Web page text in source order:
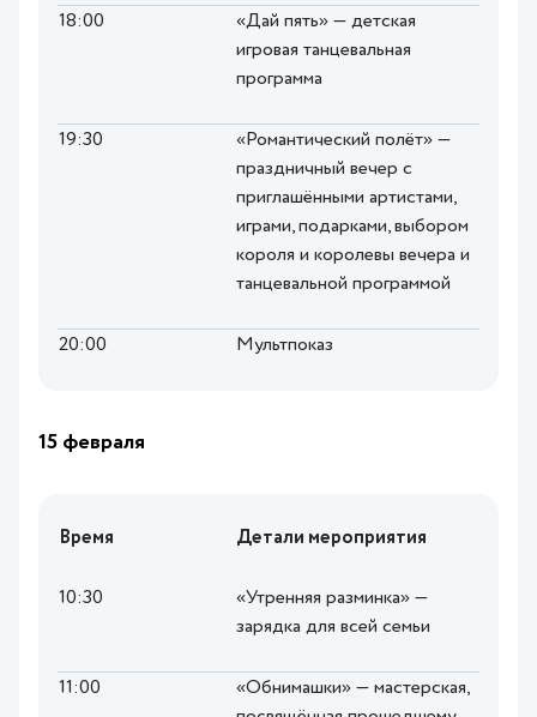
18:00
«Дай пять» — детская
игровая танцевальная
программа
19:30
«Романтический полёт» —
праздничный вечер с
приглашёнными артистами,
играми, подарками, выбором
короля и королевы вечера и
танцевальной программой
20:00 Мультпоказ
15 февраля
Время Детали мероприятия
10:30
«Утренняя разминка» —
зарядка для всей семьи
11:00
«Обнимашки» — мастерская,